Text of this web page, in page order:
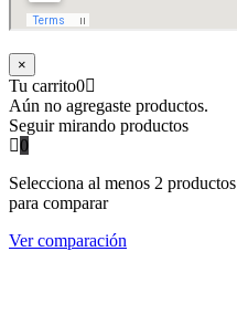
×
Tu carrito0
Aún no agregaste productos.
Seguir mirando productos
0
Selecciona al menos 2 productos
para comparar
Ver comparación